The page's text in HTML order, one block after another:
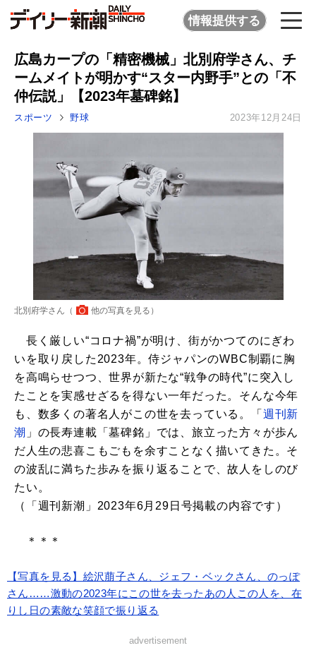
情報提供する
広島カープの「精密機械」北別府学さん、チ
ームメイトが明かす“スター内野手”との「不
仲伝説」【2023年墓碑銘】
スポーツ 野球 2023年12月24日
北別府学さん（ 他の写真を見る ）
長く厳しい“コロナ禍”が明け、街がかつてのにぎわ
いを取り戻した2023年。侍ジャパンのWBC制覇に胸
を高鳴らせつつ、世界が新たな“戦争の時代”に突入し
たことを実感せざるを得ない一年だった。そんな今年
も、数多くの著名人がこの世を去っている。「 週刊新
潮 」の長寿連載「墓碑銘」では、旅立った方々が歩ん
だ人生の悲喜こもごもを余すことなく描いてきた。そ
の波乱に満ちた歩みを振り返ることで、故人をしのび
たい。
（「週刊新潮」2023年6月29日号掲載の内容です）
＊＊＊
【写真を見る】絵沢萠子さん、ジェフ・ベックさん、のっぽ
さん……激動の2023年にこの世を去ったあの人この人を、在
りし日の素敵な笑顔で振り返る
advertisement